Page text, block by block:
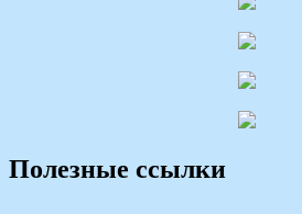
Полезные ссылки